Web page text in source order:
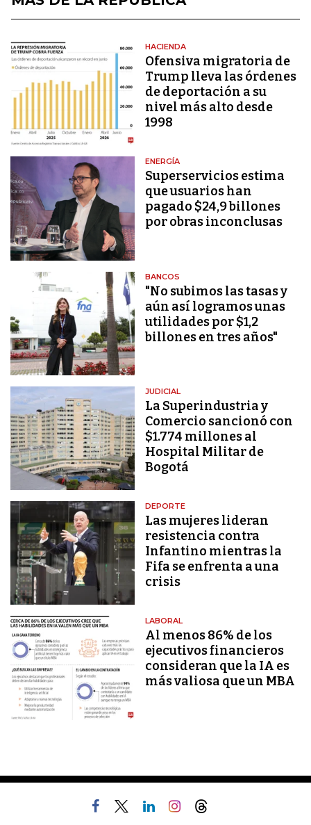
HACIENDA
Ofensiva migratoria de
Trump lleva las órdenes
de deportación a su
nivel más alto desde
1998
ENERGÍA
Superservicios estima
que usuarios han
pagado $24,9 billones
por obras inconclusas
BANCOS
"No subimos las tasas y
aún así logramos unas
utilidades por $1,2
billones en tres años"
JUDICIAL
La Superindustria y
Comercio sancionó con
$1.774 millones al
Hospital Militar de
Bogotá
DEPORTE
Las mujeres lideran
resistencia contra
Infantino mientras la
Fifa se enfrenta a una
crisis
LABORAL
Al menos 86% de los
ejecutivos financieros
consideran que la IA es
más valiosa que un MBA